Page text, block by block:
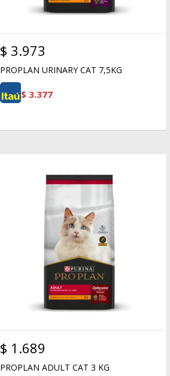
$ 3.973
PROPLAN URINARY CAT 7,5KG
$ 3.377
$ 1.689
PROPLAN ADULT CAT 3 KG